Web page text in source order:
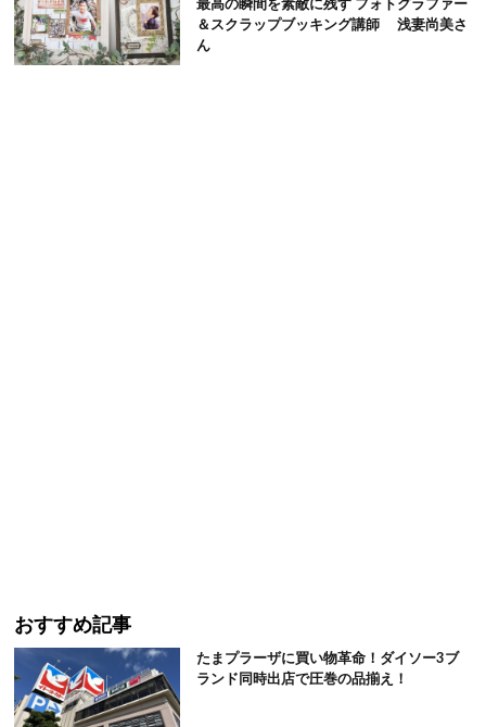
最高の瞬間を素敵に残す フォトグラファー
＆スクラップブッキング講師 浅妻尚美さ
ん
おすすめ記事
たまプラーザに買い物革命！ダイソー3ブ
ランド同時出店で圧巻の品揃え！